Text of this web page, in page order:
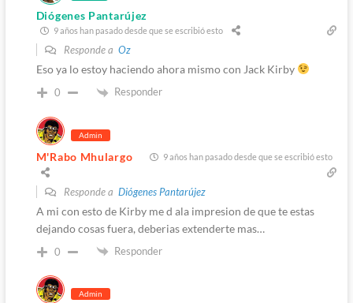
Diógenes Pantarújez
9 años han pasado desde que se escribió esto
Responde a Oz
Eso ya lo estoy haciendo ahora mismo con Jack Kirby
0 Responder
Admin
M'Rabo Mhulargo 9 años han pasado desde que se escribió esto
Responde a Diógenes Pantarújez
A mi con esto de Kirby me d ala impresion de que te estas
dejando cosas fuera, deberias extenderte mas…
0 Responder
Admin